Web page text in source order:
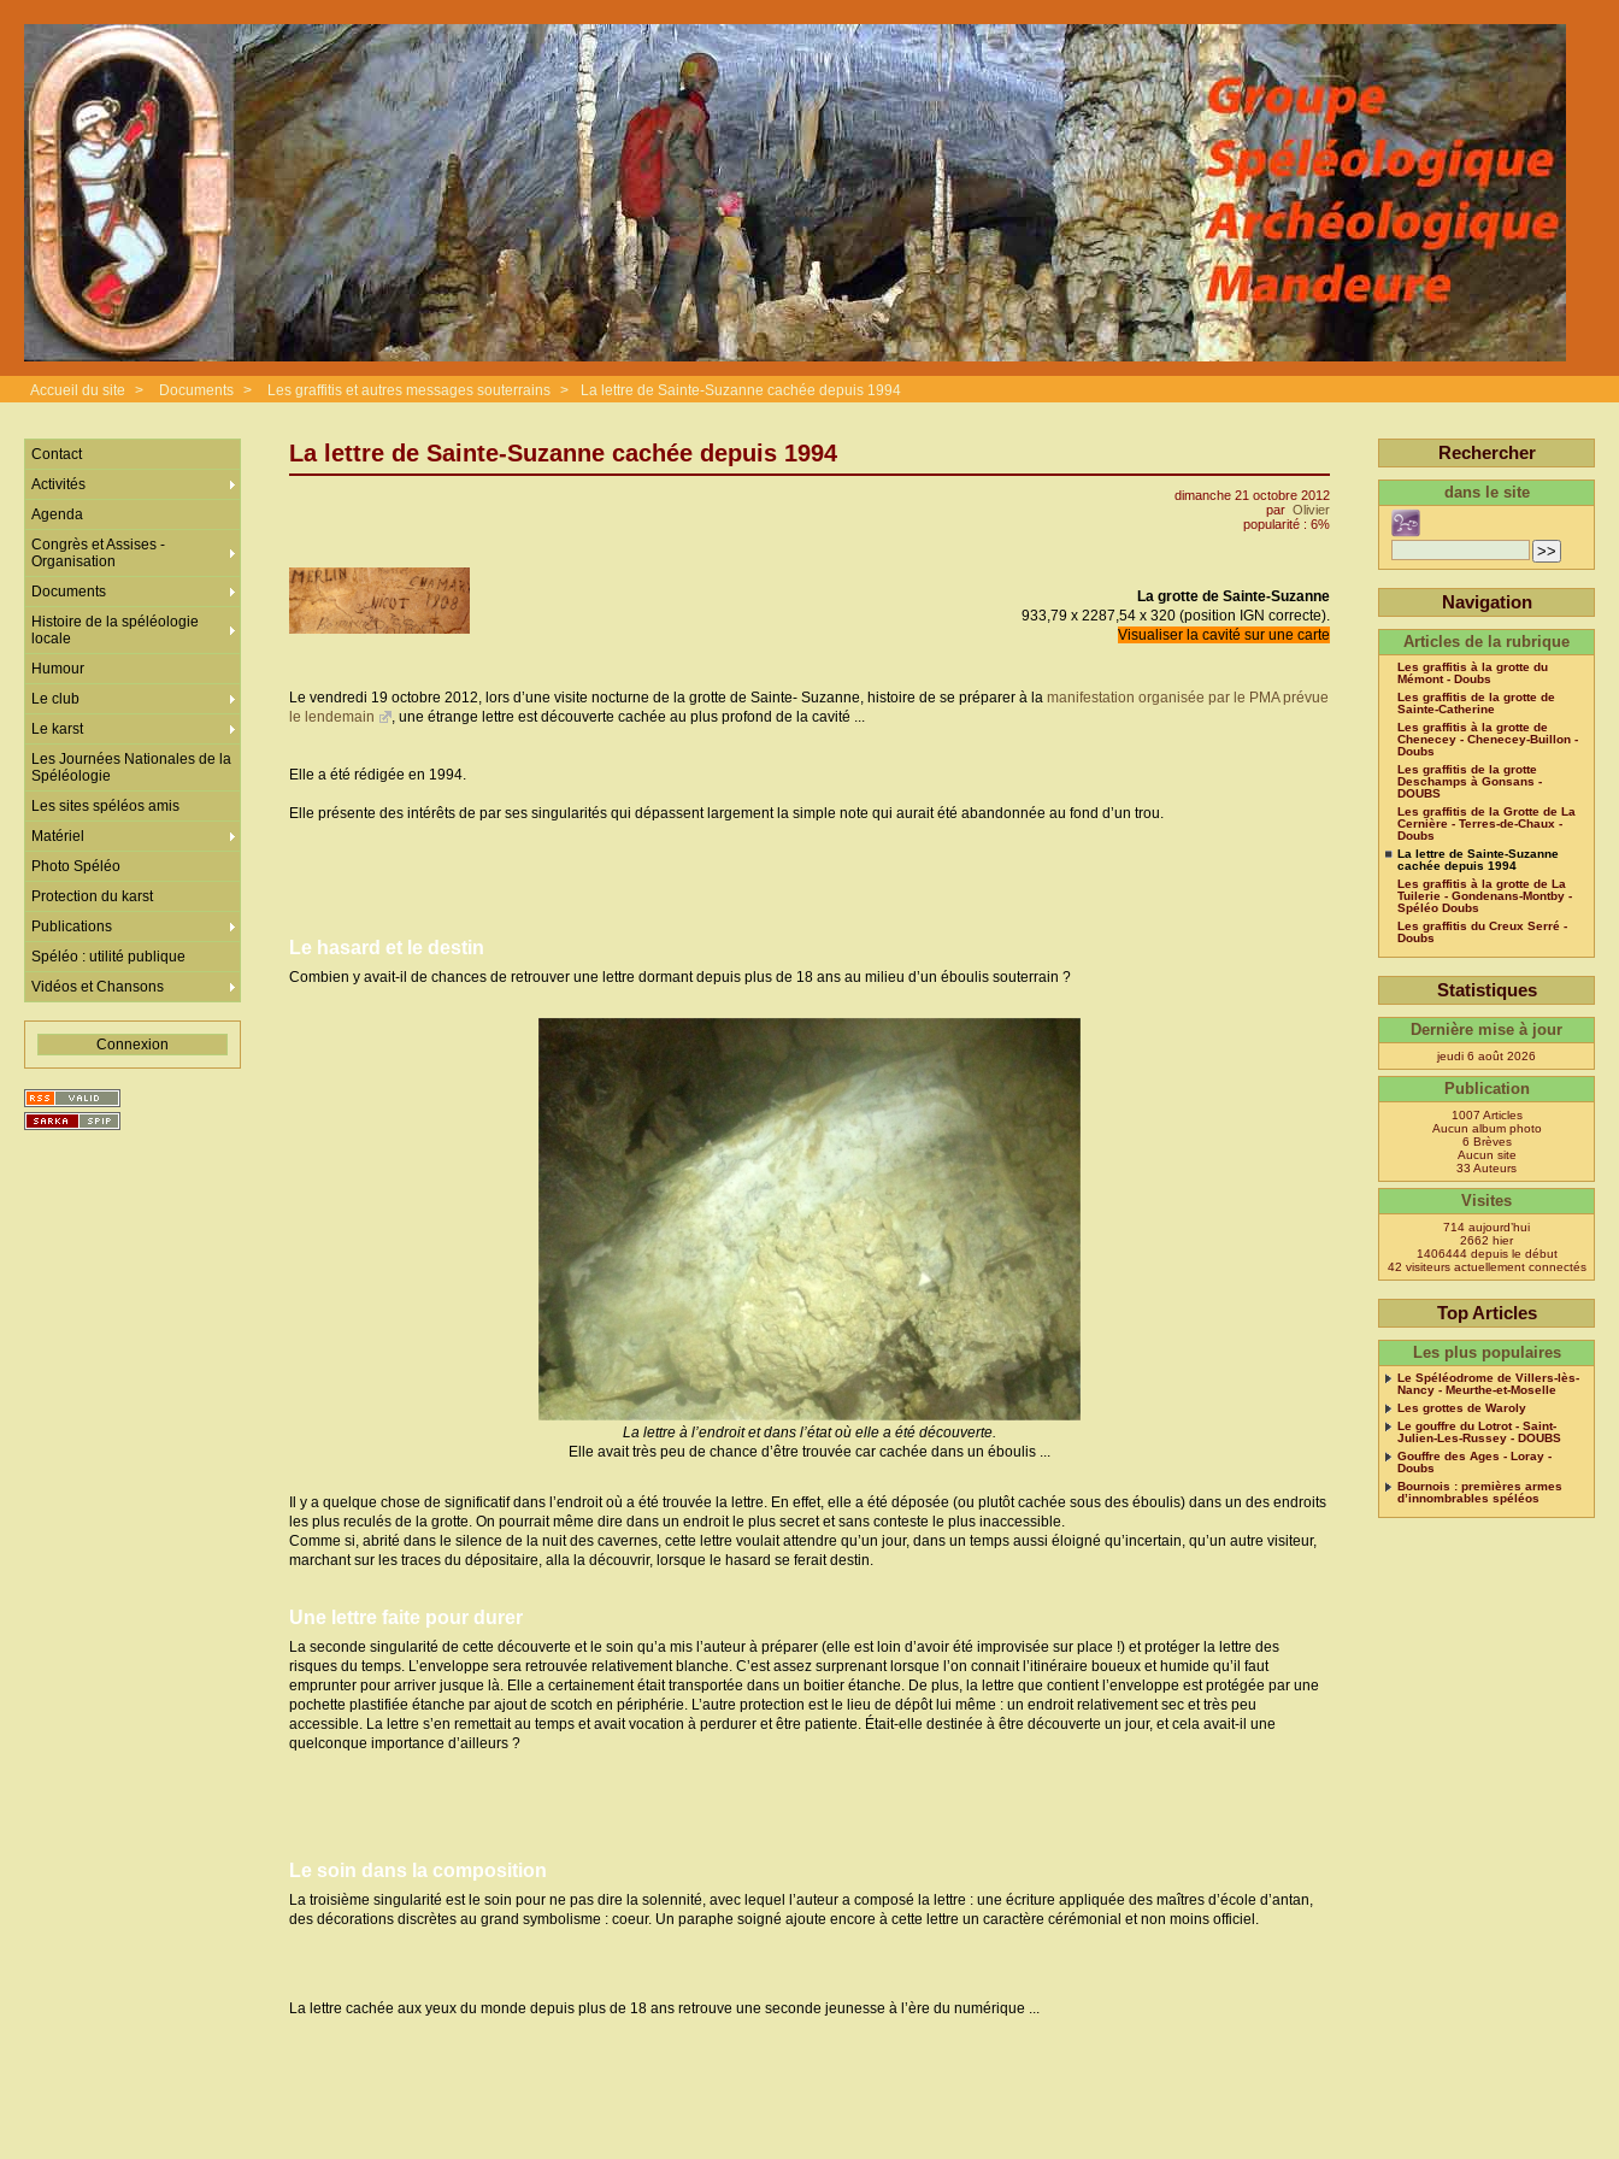
Accueil du site > Documents > Les graffitis et autres messages souterrains > La lettre de Sainte-Suzanne cachée depuis 1994
La lettre de Sainte-Suzanne cachée depuis 1994
dimanche 21 octobre 2012
par Olivier
popularité : 6%
La grotte de Sainte-Suzanne
933,79 x 2287,54 x 320 (position IGN correcte).
Visualiser la cavité sur une carte
Le vendredi 19 octobre 2012, lors d’une visite nocturne de la grotte de Sainte- Suzanne, histoire de se préparer à la manifestation organisée par le PMA prévue
le lendemain
, une étrange lettre est découverte cachée au plus profond de la cavité ...
Elle a été rédigée en 1994.
Elle présente des intérêts de par ses singularités qui dépassent largement la simple note qui aurait été abandonnée au fond d’un trou.
Le hasard et le destin
Combien y avait-il de chances de retrouver une lettre dormant depuis plus de 18 ans au milieu d’un éboulis souterrain ?
La lettre à l’endroit et dans l’état où elle a été découverte.
Elle avait très peu de chance d’être trouvée car cachée dans un éboulis ...
Il y a quelque chose de significatif dans l’endroit où a été trouvée la lettre. En effet, elle a été déposée (ou plutôt cachée sous des éboulis) dans un des endroits
les plus reculés de la grotte. On pourrait même dire dans un endroit le plus secret et sans conteste le plus inaccessible.
Comme si, abrité dans le silence de la nuit des cavernes, cette lettre voulait attendre qu’un jour, dans un temps aussi éloigné qu’incertain, qu’un autre visiteur,
marchant sur les traces du dépositaire, alla la découvrir, lorsque le hasard se ferait destin.
Une lettre faite pour durer
La seconde singularité de cette découverte et le soin qu’a mis l’auteur à préparer (elle est loin d’avoir été improvisée sur place !) et protéger la lettre des
risques du temps. L’enveloppe sera retrouvée relativement blanche. C’est assez surprenant lorsque l’on connait l’itinéraire boueux et humide qu’il faut
emprunter pour arriver jusque là. Elle a certainement était transportée dans un boitier étanche. De plus, la lettre que contient l’enveloppe est protégée par une
pochette plastifiée étanche par ajout de scotch en périphérie. L’autre protection est le lieu de dépôt lui même : un endroit relativement sec et très peu
accessible. La lettre s’en remettait au temps et avait vocation à perdurer et être patiente. Était-elle destinée à être découverte un jour, et cela avait-il une
quelconque importance d’ailleurs ?
Le soin dans la composition
La troisième singularité est le soin pour ne pas dire la solennité, avec lequel l’auteur a composé la lettre : une écriture appliquée des maîtres d’école d’antan,
des décorations discrètes au grand symbolisme : coeur. Un paraphe soigné ajoute encore à cette lettre un caractère cérémonial et non moins officiel.
La lettre cachée aux yeux du monde depuis plus de 18 ans retrouve une seconde jeunesse à l’ère du numérique ...
Contact
Activités
Agenda
Congrès et Assises -
Organisation
Documents
Histoire de la spéléologie
locale
Humour
Le club
Le karst
Les Journées Nationales de la
Spéléologie
Les sites spéléos amis
Matériel
Photo Spéléo
Protection du karst
Publications
Spéléo : utilité publique
Vidéos et Chansons
Connexion
Rechercher
dans le site
Navigation
Articles de la rubrique
Les graffitis à la grotte du
Mémont - Doubs
Les graffitis de la grotte de
Sainte-Catherine
Les graffitis à la grotte de
Chenecey - Chenecey-Buillon -
Doubs
Les graffitis de la grotte
Deschamps à Gonsans -
DOUBS
Les graffitis de la Grotte de La
Cernière - Terres-de-Chaux -
Doubs
La lettre de Sainte-Suzanne
cachée depuis 1994
Les graffitis à la grotte de La
Tuilerie - Gondenans-Montby -
Spéléo Doubs
Les graffitis du Creux Serré -
Doubs
Statistiques
Dernière mise à jour
jeudi 6 août 2026
Publication
1007 Articles
Aucun album photo
6 Brèves
Aucun site
33 Auteurs
Visites
714 aujourd’hui
2662 hier
1406444 depuis le début
42 visiteurs actuellement connectés
Top Articles
Les plus populaires
Le Spéléodrome de Villers-lès-
Nancy - Meurthe-et-Moselle
Les grottes de Waroly
Le gouffre du Lotrot - Saint-
Julien-Les-Russey - DOUBS
Gouffre des Ages - Loray -
Doubs
Bournois : premières armes
d’innombrables spéléos